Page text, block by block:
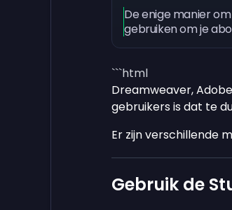
De enige manier
gebruiken om je
```html
Dreamweaver,
gebruikers is dat te
Er zijn verschillende
Gebruik de